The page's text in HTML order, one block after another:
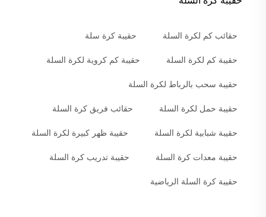
حقائب كم لكرة السلة حقيبة كرة سلة
حقيبة كم لكرة السلة حقيبة كم كروية لكرة السلة
حقيبة سحب بالرباط لكرة السلة
حقيبة حمل لكرة السلة حقائب فريق كرة السلة
حقيبة شبابية لكرة السلة حقيبة ظهر كبيرة لكرة السلة
حقيبة معدات كرة السلة حقيبة تدريب كرة السلة
حقيبة كرة السلة الرياضية